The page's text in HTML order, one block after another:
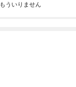
もういりません